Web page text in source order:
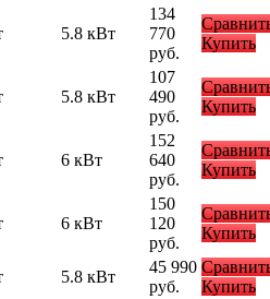
5.8 кВт
134
770
руб.
Купить
5.8 кВт
107
490
руб.
Купить
6 кВт
152
640
руб.
Купить
6 кВт
150
120
руб.
Купить
5.8 кВт
45 990
руб.
Купить